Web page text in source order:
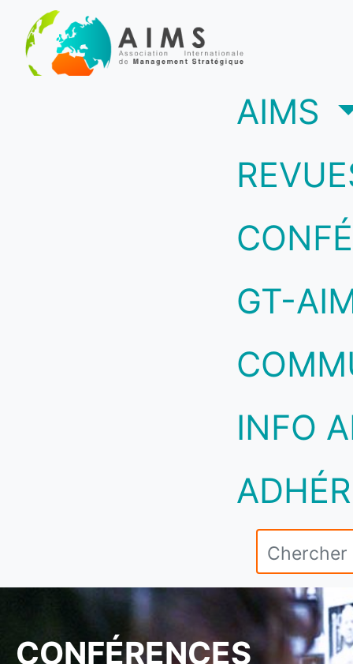
AIMS
GT-
INFO
CONFÉRENCES